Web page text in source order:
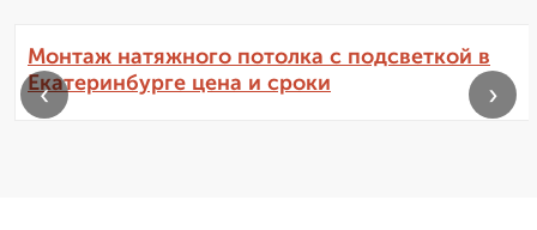
Монтаж натяжного потолка с подсветкой в
Екатеринбурге цена и сроки
‹ ›